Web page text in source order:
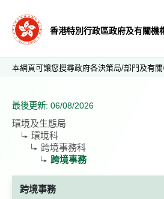
香港特別行政區政府及有關機
本網頁可讓您搜尋政府各決策局/部門及有
最後更新: 06/08/2026
環境及生態局
環境科
跨境事務科
跨境事務
跨境事務